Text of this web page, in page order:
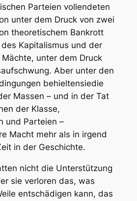
Parteien vollendeten
unter dem Druck von zwei
theoretischem Bankrott
Kapitalismus und der
unter dem Druck
Aber unter den
behieltensiedie
Massen – und in der Tat
der Klasse,
und Parteien –
Macht mehr als in irgend
in der Geschichte.
nicht die Unterstützung
sie verloren das, was
entschädigen kann, das